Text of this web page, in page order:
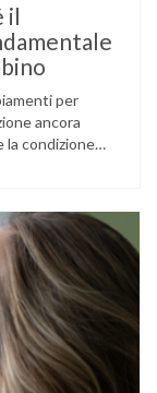
il
per
ancora
la condizione